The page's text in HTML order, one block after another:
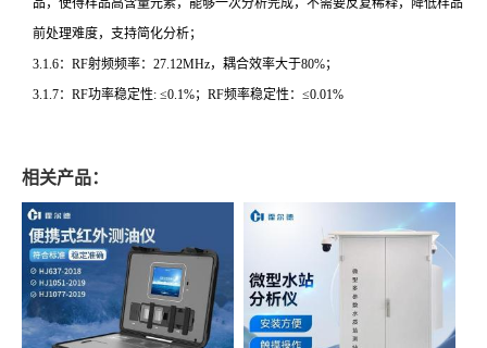
前处理难度，支持简化分析；
3.1.6：RF射频频率：27.12MHz，耦合效率大于80%；
3.1.7：RF功率稳定性: ≤0.1%；RF频率稳定性：≤0.01%
相关产品：